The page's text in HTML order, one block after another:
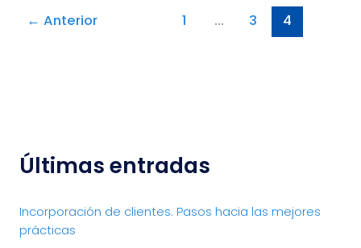
← Anterior 1 … 3 4
Últimas entradas
Incorporación de clientes. Pasos hacia las mejores
prácticas